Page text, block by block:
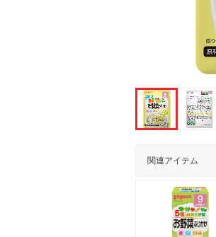
関連アイテム